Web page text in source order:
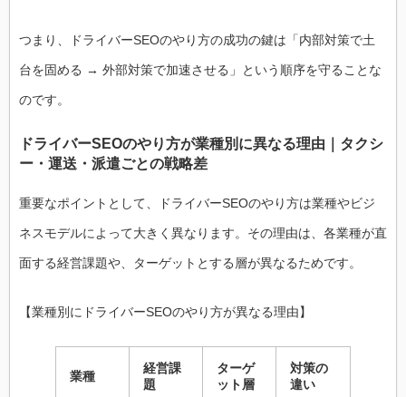
つまり、ドライバーSEOのやり方の成功の鍵は「内部対策で土
台を固める → 外部対策で加速させる」という順序を守ることな
のです。
ドライバーSEOのやり方が業種別に異なる理由｜タクシ
ー・運送・派遣ごとの戦略差
重要なポイントとして、ドライバーSEOのやり方は業種やビジ
ネスモデルによって大きく異なります。その理由は、各業種が直
面する経営課題や、ターゲットとする層が異なるためです。
【業種別にドライバーSEOのやり方が異なる理由】
業種
経営課
題
ターゲ
ット層
対策の
違い